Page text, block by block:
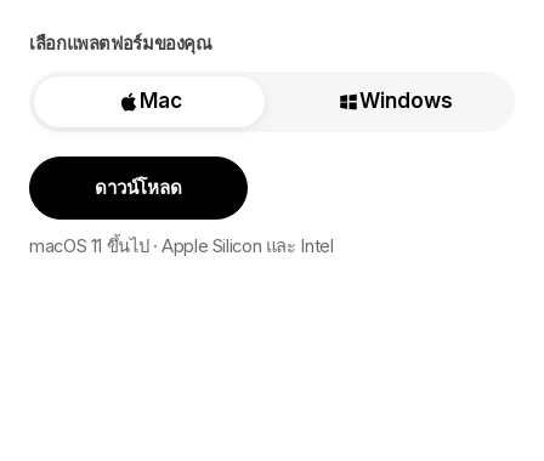
เลือกแพลตฟอร์มของคุณ
Mac Windows
ดาวน์โหลด
macOS 11 ขึ้นไป · Apple Silicon และ Intel